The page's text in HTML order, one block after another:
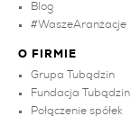
Blog
#WaszeAranżacje
O FIRMIE
Grupa Tubądzin
Fundacja Tubądzin
Połączenie spółek